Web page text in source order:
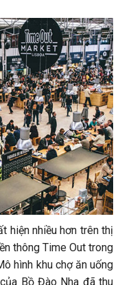
hiện nhiều hơn trên thị
thông Time Out trong
hình khu chợ ăn uống
Bồ Đào Nha đã thu